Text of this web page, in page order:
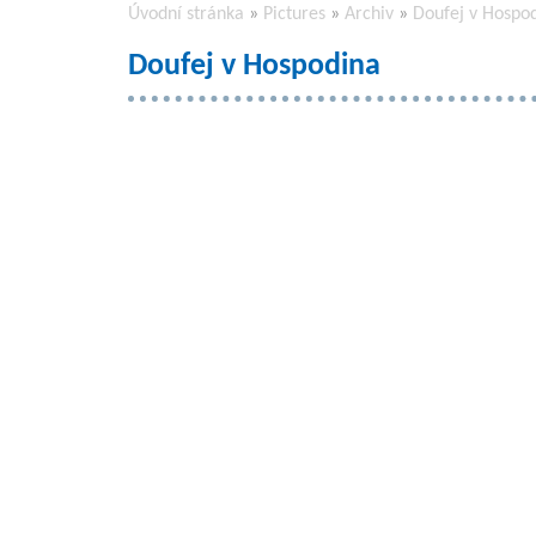
Úvodní stránka » Pictures » Archiv » Doufej v
Doufej v Hospodina